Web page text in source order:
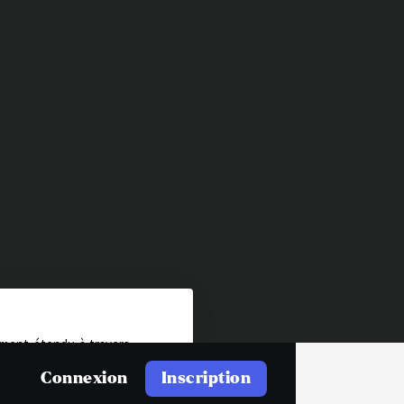
Connexion Inscription
étendu à travers
peinture, Bernini en